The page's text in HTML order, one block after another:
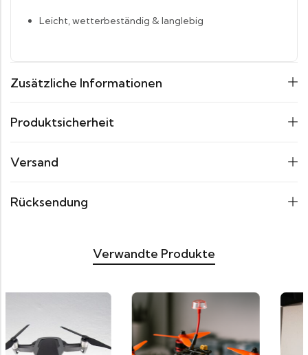
Leicht, wetterbeständig & langlebig
Zusätzliche Informationen
Produktsicherheit
Versand
Rücksendung
Verwandte Produkte